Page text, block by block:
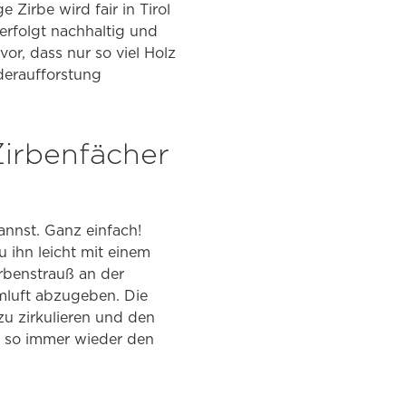
Zirbe wird fair in Tirol
nachhaltig und
dass nur so viel Holz
Ganz einfach!
ihn leicht mit einem
an der
abzugeben. Die
zirkulieren und den
immer wieder den